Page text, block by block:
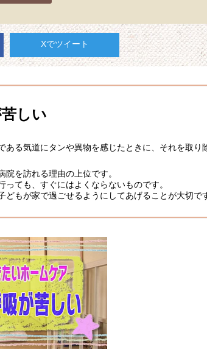
Xでツイート
しい
ある気道にタンや異物を感じたときに、それを取り
院を訪れる理由の上位です。
っても、すぐにはよくならないものです。
どもが家で過ごせるようにしてあげることが大切で